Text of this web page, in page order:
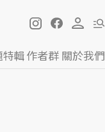
輯作者群關於我們